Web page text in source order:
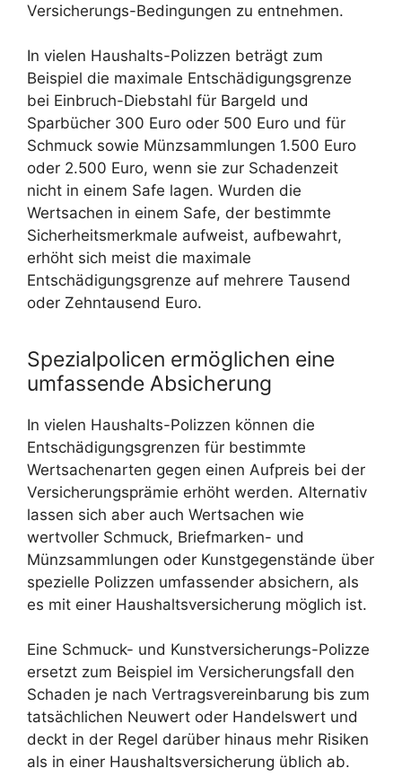
Versicherungs-Bedingungen zu entnehmen.
In vielen Haushalts-Polizzen beträgt zum
Beispiel die maximale Entschädigungsgrenze
bei Einbruch-Diebstahl für Bargeld und
Sparbücher 300 Euro oder 500 Euro und für
Schmuck sowie Münzsammlungen 1.500 Euro
oder 2.500 Euro, wenn sie zur Schadenzeit
nicht in einem Safe lagen. Wurden die
Wertsachen in einem Safe, der bestimmte
Sicherheitsmerkmale aufweist, aufbewahrt,
erhöht sich meist die maximale
Entschädigungsgrenze auf mehrere Tausend
oder Zehntausend Euro.
Spezialpolicen ermöglichen eine
umfassende Absicherung
In vielen Haushalts-Polizzen können die
Entschädigungsgrenzen für bestimmte
Wertsachenarten gegen einen Aufpreis bei der
Versicherungsprämie erhöht werden. Alternativ
lassen sich aber auch Wertsachen wie
wertvoller Schmuck, Briefmarken- und
Münzsammlungen oder Kunstgegenstände über
spezielle Polizzen umfassender absichern, als
es mit einer Haushaltsversicherung möglich ist.
Eine Schmuck- und Kunstversicherungs-Polizze
ersetzt zum Beispiel im Versicherungsfall den
Schaden je nach Vertragsvereinbarung bis zum
tatsächlichen Neuwert oder Handelswert und
deckt in der Regel darüber hinaus mehr Risiken
als in einer Haushaltsversicherung üblich ab.